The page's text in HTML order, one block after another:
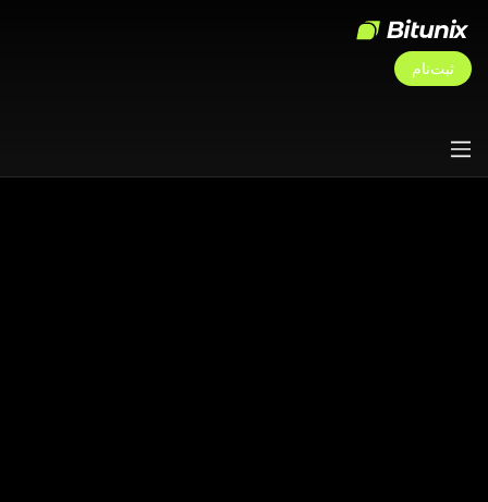
ثبت‌نام